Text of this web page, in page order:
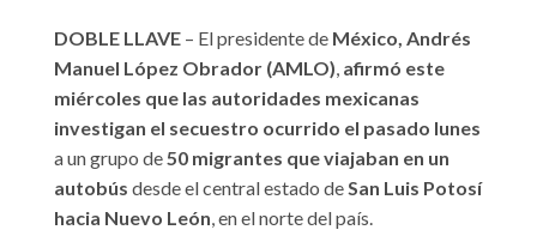
DOBLE LLAVE – El presidente de México, Andrés
Manuel López Obrador (AMLO), afirmó este
miércoles que las autoridades mexicanas
investigan el secuestro ocurrido el pasado lunes
a un grupo de50 migrantes que viajaban en un
autobús desde el central estado deSan Luis Potosí
hacia Nuevo León, en el norte del país.